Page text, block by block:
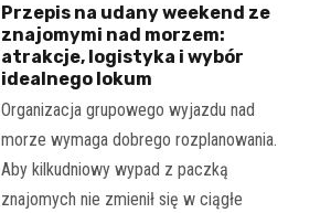
Przepis na udany weekend ze
znajomymi nad morzem:
atrakcje, logistyka i wybór
idealnego lokum
Organizacja grupowego wyjazdu nad
morze wymaga dobrego rozplanowania.
Aby kilkudniowy wypad z paczką
znajomych nie zmienił się w ciągłe